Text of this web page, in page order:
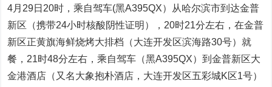
4月29日20时，乘自驾车(黑A395QX）从哈尔滨市到达金普
新区（携带24小时核酸阴性证明），20时21分左右，在金普
新区正黄旗海鲜烧烤大排档（大连开发区滨海路30号）就
餐，21时48分左右，乘自驾车（黑A395QX）到金普新区大
金港酒店（又名大象抱朴酒店，大连开发区五彩城K区1号）